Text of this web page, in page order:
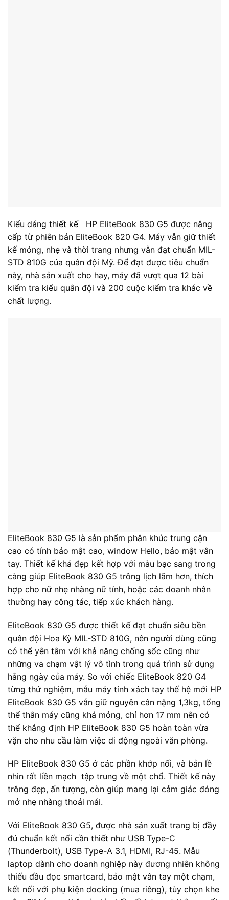
Kiểu dáng thiết kế HP EliteBook 830 G5 được nâng
cấp từ phiên bản EliteBook 820 G4. Máy vẫn giữ thiết
kế mỏng, nhẹ và thời trang nhưng vẫn đạt chuẩn MIL-
STD 810G của quân đội Mỹ. Để đạt được tiêu chuẩn
này, nhà sản xuất cho hay, máy đã vượt qua 12 bài
kiểm tra kiểu quân đội và 200 cuộc kiểm tra khác về
chất lượng.
EliteBook 830 G5 là sản phẩm phân khúc trung cận
cao có tính bảo mật cao, window Hello, bảo mật vân
tay. Thiết kế khá đẹp kết hợp với màu bạc sang trong
càng giúp EliteBook 830 G5 trông lịch lãm hơn, thích
hợp cho nữ nhẹ nhàng nữ tính, hoặc các doanh nhân
thường hay công tác, tiếp xúc khách hàng.
EliteBook 830 G5 được thiết kế đạt chuẩn siêu bền
quân đội Hoa Kỳ MIL-STD 810G, nên người dùng cũng
có thể yên tâm với khả năng chống sốc cũng như
những va chạm vật lý vô tình trong quá trình sử dụng
hằng ngày của máy. So với chiếc EliteBook 820 G4
từng thử nghiệm, mẫu máy tính xách tay thế hệ mới HP
EliteBook 830 G5 vẫn giữ nguyên cân nặng 1,3kg, tổng
thể thân máy cũng khá mỏng, chỉ hơn 17 mm nên có
thể khẳng định HP EliteBook 830 G5 hoàn toàn vừa
vặn cho nhu cầu làm việc di động ngoài văn phòng.
HP EliteBook 830 G5 ở các phần khớp nối, và bản lề
nhìn rất liền mạch tập trung về một chổ. Thiết kế này
trông đẹp, ấn tượng, còn giúp mang lại cảm giác đóng
mở nhẹ nhàng thoải mái.
Với EliteBook 830 G5, được nhà sản xuất trang bị đầy
đủ chuẩn kết nối cần thiết như USB Type-C
(Thunderbolt), USB Type-A 3.1, HDMI, RJ-45. Mẫu
laptop dành cho doanh nghiệp này đương nhiên không
thiếu đầu đọc smartcard, bảo mật vân tay một chạm,
kết nối với phụ kiện docking (mua riêng), tùy chọn khe